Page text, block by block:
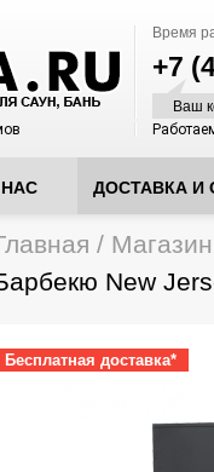
Время
+7
Ваш
ДОСТАВКА И
здесь / Магазин
New
Бесплатная доставка*